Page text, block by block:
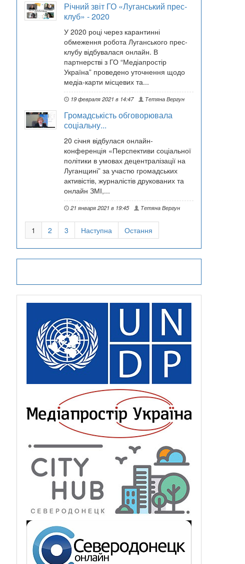
Річний звіт ГО «Луганський прес-
клуб» - 2020
У 2020 році через карантинні
обмеження робота Луганського прес-
клубу відбувалася онлайн. В
партнерстві з ГО “Медіапростір
Україна” проведено уточнення щодо
медіа-карти місцевих та...
19 февраля 2021 в 14:47 Тетяна Вергун
Громадськість обговорювала
соціальну...
20 січня відбулася онлайн-
конференція «Перспективи соціальної
політики в умовах децентралізації на
Луганщині” за участю громадських
активістів, журналістів друкованих та
онлайн ЗМІ,...
21 января 2021 в 19:45 Тетяна Вергун
1 2 3 Наступна Остання